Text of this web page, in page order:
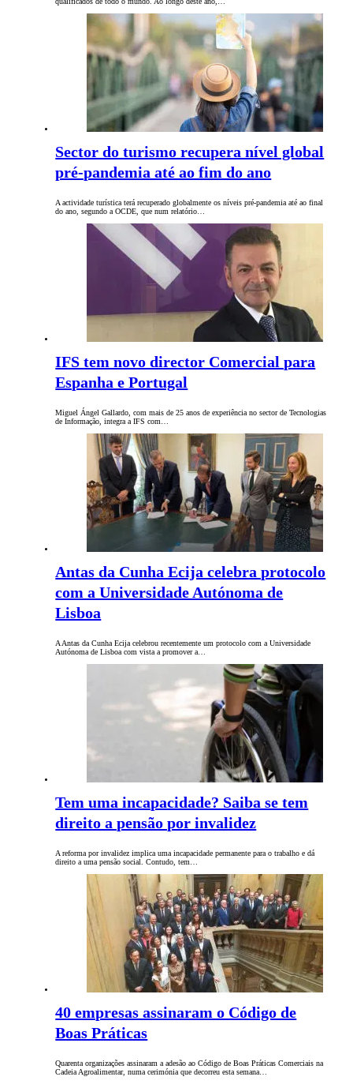
Sector do turismo recupera nível global
pré-pandemia até ao fim do ano
A actividade turística terá recuperado globalmente os níveis pré-pandemia até ao final
do ano, segundo a OCDE, que num relatório…
IFS tem novo director Comercial para
Espanha e Portugal
Miguel Ángel Gallardo, com mais de 25 anos de experiência no sector de Tecnologias
de Informação, integra a IFS com…
Antas da Cunha Ecija celebra protocolo
com a Universidade Autónoma de
Lisboa
A Antas da Cunha Ecija celebrou recentemente um protocolo com a Universidade
Autónoma de Lisboa com vista a promover a…
Tem uma incapacidade? Saiba se tem
direito a pensão por invalidez
A reforma por invalidez implica uma incapacidade permanente para o trabalho e dá
direito a uma pensão social. Contudo, tem…
40 empresas assinaram o Código de
Boas Práticas
Quarenta organizações assinaram a adesão ao Código de Boas Práticas Comerciais na
Cadeia Agroalimentar, numa cerimónia que decorreu esta semana…